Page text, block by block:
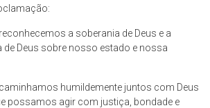
reconhecemos a soberania de Deus e a
de Deus sobre nosso estado e nossa
caminhamos humildemente juntos com Deus
possamos agir com justiça, bondade e